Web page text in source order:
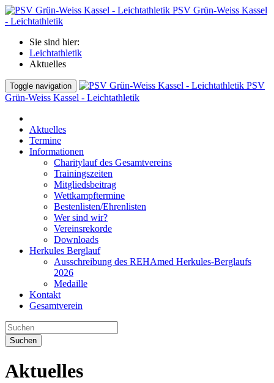
PSV Grün-Weiss Kassel
- Leichtathletik
Sie sind hier:
Leichtathletik
Aktuelles
Toggle navigation
PSV
Grün-Weiss Kassel - Leichtathletik
Aktuelles
Termine
Informationen
Charitylauf des Gesamtvereins
Trainingszeiten
Mitgliedsbeitrag
Wettkampftermine
Bestenlisten/Ehrenlisten
Wer sind wir?
Vereinsrekorde
Downloads
Herkules Berglauf
Ausschreibung des REHAmed Herkules-Berglaufs
2026
Medaille
Kontakt
Gesamtverein
Suchen
Aktuelles